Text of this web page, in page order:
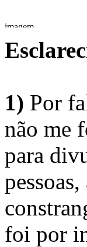
1) Por
não me
para
foi por